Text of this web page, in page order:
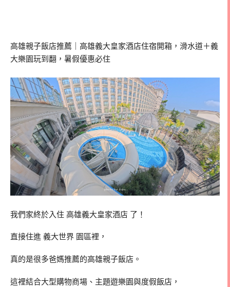
高雄親子飯店推薦｜高雄義大皇家酒店住宿開箱，滑水道＋義
大樂園玩到翻，暑假優惠必住
我們家終於入住 高雄義大皇家酒店 了！
直接住進 義大世界 園區裡，
真的是很多爸媽推薦的高雄親子飯店。
這裡結合大型購物商場、主題遊樂園與度假飯店，